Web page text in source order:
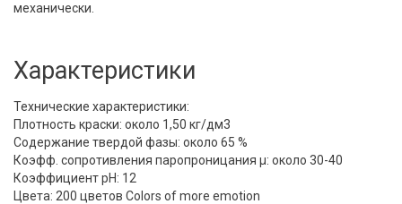
механически.
Характеристики
Технические характеристики:
Плотность краски: около 1,50 кг/дм3
Содержание твердой фазы: около 65 %
Коэфф. сопротивления паропроницания μ: около 30-40
Коэффициент pH: 12
Цвета: 200 цветов Colors of more emotion